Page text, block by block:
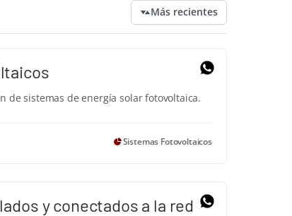
Más recientes
de sistemas de energía solar fotovoltaica.
Sistemas Fotovoltaicos
y conectados a la red